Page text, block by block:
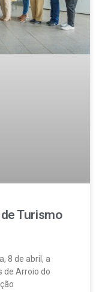
Turismo
8 de abril, a
de Arroio do